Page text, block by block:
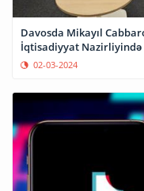
Davosda Mikayıl
İqtisadiyyat
02-03-2024